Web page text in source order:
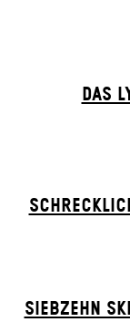
DAS
SIEBZEHN